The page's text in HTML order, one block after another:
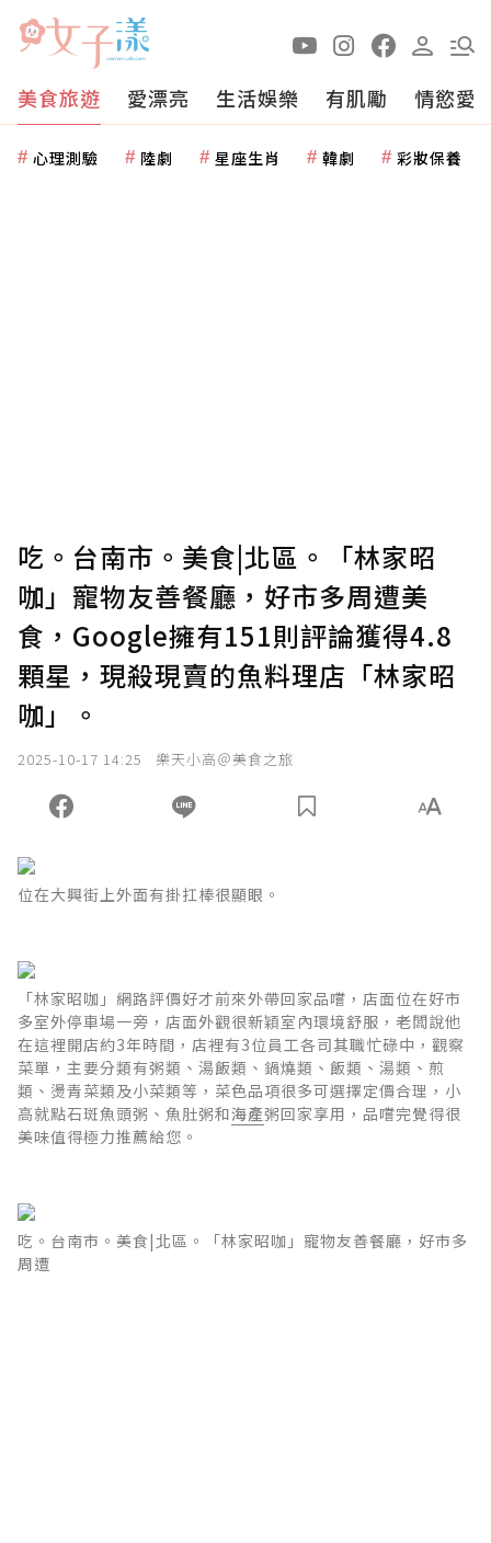
美食旅遊 愛漂亮 生活娛樂 有肌勵 情慾愛
心理測驗 陸劇 星座生肖 韓劇 彩妝保養
吃。台南市。美食|北區。「林家昭
咖」寵物友善餐廳，好市多周遭美
食，Google擁有151則評論獲得4.8
顆星，現殺現賣的魚料理店「林家昭
咖」。
2025-10-17 14:25 樂天小高＠美食之旅
位在大興街上外面有掛扛棒很顯眼。
「林家昭咖」網路評價好才前來外帶回家品嚐，店面位在好市
多室外停車場一旁，店面外觀很新穎室內環境舒服，老闆說他
在這裡開店約3年時間，店裡有3位員工各司其職忙碌中，觀察
菜單，主要分類有粥類、湯飯類、鍋燒類、飯類、湯類、煎
類、燙青菜類及小菜類等，菜色品項很多可選擇定價合理，小
高就點石斑魚頭粥、魚肚粥和海產粥回家享用，品嚐完覺得很
美味值得極力推薦給您。
吃。台南市。美食|北區。「林家昭咖」寵物友善餐廳，好市多
周遭